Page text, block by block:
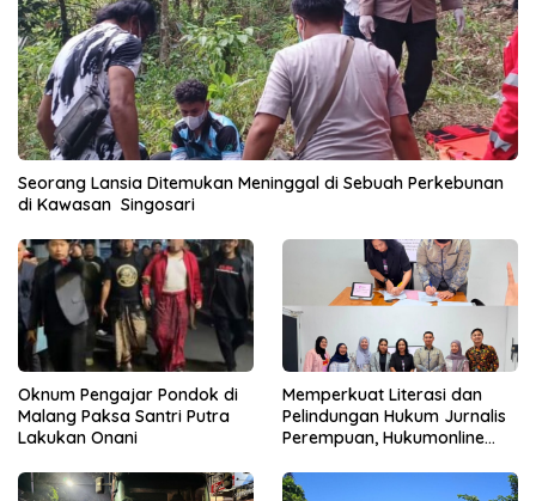
Seorang Lansia Ditemukan Meninggal di Sebuah Perkebunan
di Kawasan Singosari
Oknum Pengajar Pondok di
Malang Paksa Santri Putra
Lakukan Onani
Memperkuat Literasi dan
Pelindungan Hukum Jurnalis
Perempuan, Hukumonline
Gratis